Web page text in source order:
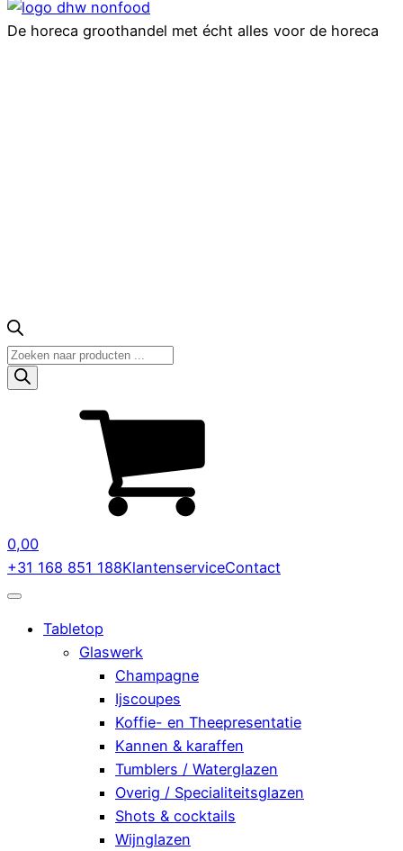
De horeca groothandel met écht alles voor de horeca
Producten
zoeken
0,00
+31 168 851 188KlantenserviceContact
Tabletop
Glaswerk
Champagne
Ijscoupes
Koffie- en Theepresentatie
Kannen & karaffen
Tumblers / Waterglazen
Overig / Specialiteitsglazen
Shots & cocktails
Wijnglazen